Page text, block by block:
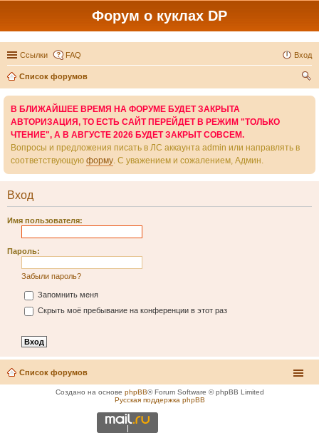
Форум о куклах DP
Ссылки FAQ Вход
Список форумов
В БЛИЖАЙШЕЕ ВРЕМЯ НА ФОРУМЕ БУДЕТ ЗАКРЫТА
АВТОРИЗАЦИЯ, ТО ЕСТЬ САЙТ ПЕРЕЙДЕТ В РЕЖИМ "ТОЛЬКО
ЧТЕНИЕ", А В АВГУСТЕ 2026 БУДЕТ ЗАКРЫТ СОВСЕМ.
Вопросы и предложения писать в ЛС аккаунта admin или направлять в
соответствующую форму. С уважением и сожалением, Админ.
Вход
Имя пользователя:
Пароль:
Забыли пароль?
Запомнить меня
Скрыть моё пребывание на конференции в этот раз
Список форумов
Создано на основе phpBB® Forum Software © phpBB Limited
Русская поддержка phpBB